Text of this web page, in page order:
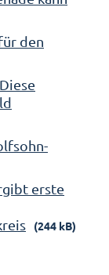
den
erste
(244 kB)